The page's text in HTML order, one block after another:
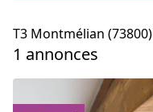
T3 Montmélian (73800)
1 annonces